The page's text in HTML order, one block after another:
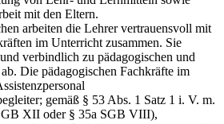
mit den Eltern.
arbeiten die Lehrer vertrauensvoll mit
im Unterricht zusammen. Sie
verbindlich zu pädagogischen und
Die pädagogischen Fachkräfte im
gemäß § 53 Abs. 1 Satz 1 i. V. m.
XII oder § 35a SGB VIII),